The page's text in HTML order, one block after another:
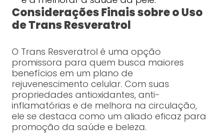
Considerações Finais sobre o Uso
de Trans Resveratrol
O Trans Resveratrol é uma opção
promissora para quem busca maiores
benefícios em um plano de
rejuvenescimento celular. Com suas
propriedades antioxidantes, anti-
inflamatórias e de melhora na circulação,
ele se destaca como um aliado eficaz para
promoção da saúde e beleza.